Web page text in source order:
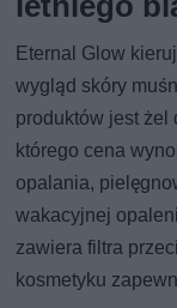
Eternal Glow
wygląd skóry
produktów jest żel
którego cena
opalania,
wakacyjnej
zawiera filtra
kosmetyku